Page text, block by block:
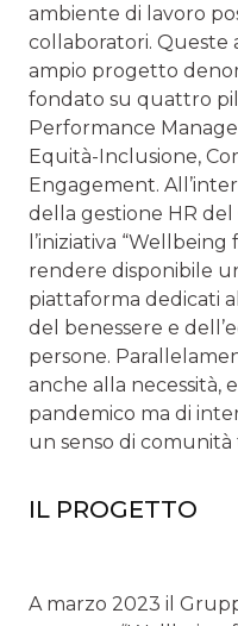
ambiente di lavoro
collaboratori. Queste
ampio progetto
fondato su quattro
Performance
Equità-Inclusione,
Engagement.
della gestione HR
l’iniziativa
rendere disponibile
piattaforma dedicati
del benessere e
persone.
anche alla necessità,
pandemico ma di
un senso di comunità
IL PROGETTO
A marzo 2023 il